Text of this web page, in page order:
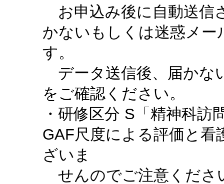
お申込み後に自動送信
かないもしくは迷惑メ
す。
データ送信後、届かな
をご確認ください。
・研修区分 S「精神科
GAF尺度による評価と看
ざいま
せんのでご注意くださ